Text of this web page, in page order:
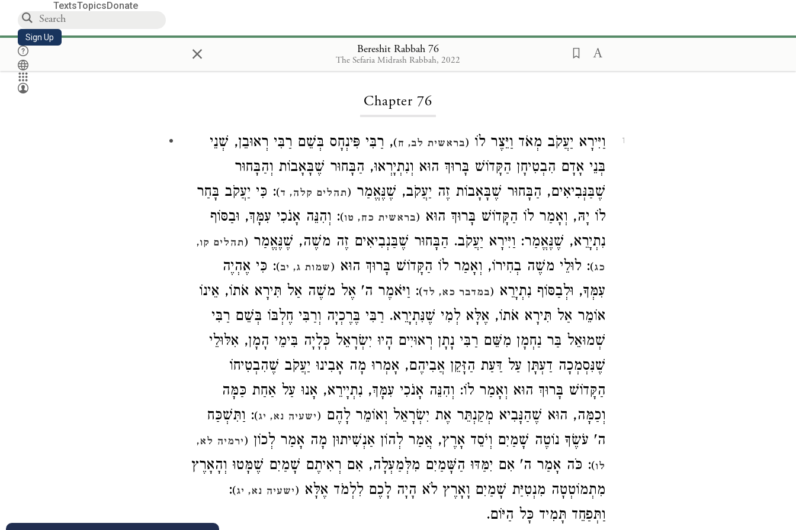
TextsTopicsDonate
Sign Up × Bereshit Rabbah 76
The Sefaria Midrash Rabbah, 2022
Loading...
Chapter 76
1 וַיִּירָא יַעֲקֹב מְאֹד וַיֵּצֶר לוֹ (בראשית לב, ח), רַבִּי פִּינְחָס בְּשֵׁם רַבִּי רְאוּבֵן, שְׁנֵי
בְּנֵי אָדָם הִבְטִיחָן הַקָּדוֹשׁ בָּרוּךְ הוּא וְנִתְיָרְאוּ, הַבָּחוּר שֶׁבָּאָבוֹת וְהַבָּחוּר
שֶׁבַּנְּבִיאִים, הַבָּחוּר שֶׁבָּאָבוֹת זֶה יַעֲקֹב, שֶׁנֶּאֱמַר (תהלים קלה, ד): כִּי יַעֲקֹב בָּחַר
לוֹ יָהּ, וְאָמַר לוֹ הַקָּדוֹשׁ בָּרוּךְ הוּא (בראשית כח, טו): וְהִנֵּה אָנֹכִי עִמָּךְ, וּבַסּוֹף
נִתְיָרֵא, שֶׁנֶּאֱמַר: וַיִּירָא יַעֲקֹב. הַבָּחוּר שֶׁבַּנְבִיאִים זֶה משֶׁה, שֶׁנֶּאֱמַר (תהלים קו,
כג): לוּלֵי משֶׁה בְחִירוֹ, וְאָמַר לוֹ הַקָּדוֹשׁ בָּרוּךְ הוּא (שמות ג, יב): כִּי אֶהְיֶה
עִמְּךָ, וּלְבַסּוֹף נִתְיָרֵא (במדבר כא, לד): וַיֹּאמֶר ה' אֶל משֶׁה אַל תִּירָא אֹתוֹ, אֵינוֹ
אוֹמֵר אַל תִּירָא אֹתוֹ, אֶלָּא לְמִי שֶׁנִּתְיָרֵא. רַבִּי בֶּרֶכְיָה וְרַבִּי חֶלְבּוֹ בְּשֵׁם רַבִּי
שְׁמוּאֵל בַּר נַחְמָן מִשֵּׁם רַבִּי נָתָן רְאוּיִים הָיוּ יִשְׂרָאֵל כְּלָיָה בִּימֵי הָמָן, אִלּוּלֵי
שֶׁנִּסְמְכָה דַעְתָּן עַל דַּעַת הַזָּקֵן אֲבִיהֶם, אָמְרוּ מָה אָבִינוּ יַעֲקֹב שֶׁהִבְטִיחוֹ
הַקָּדוֹשׁ בָּרוּךְ הוּא וְאָמַר לוֹ: וְהִנֵּה אָנֹכִי עִמָּךְ, נִתְיָירֵא, אָנוּ עַל אַחַת כַּמָּה
וְכַמָּה, הוּא שֶׁהַנָּבִיא מְקַנְתֵּר אֶת יִשְׂרָאֵל וְאוֹמֵר לָהֶם (ישעיה נא, יג): וַתִּשְׁכַּח
ה' עֹשֶׂךָ נוֹטֶה שָׁמַיִם וְיֹסֵד אָרֶץ, אֲמַר לְהוֹן אַנְשִׁיתוּן מָה אָמַר לְכוֹן (ירמיה לא,
לו): כֹּה אָמַר ה' אִם יִמַּדּוּ הַשָּׁמַיִם מִלְּמַעְלָה, אִם רְאִיתֶם שָׁמַיִם שֶׁמָּטוּ וְהָאָרֶץ
מִתְמוֹטְטָה מִנְטִיַּת שָׁמַיִם וָאָרֶץ לֹא הָיָה לָכֶם לִלְמֹד אֶלָּא (ישעיה נא, יג)
:
וַתְּפַחֵד תָּמִיד כָּל הַיּוֹם.